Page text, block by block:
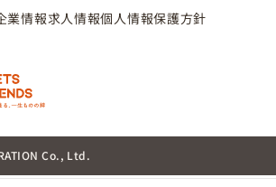
業情報求人情報個人情報保護方針
Co., Ltd.